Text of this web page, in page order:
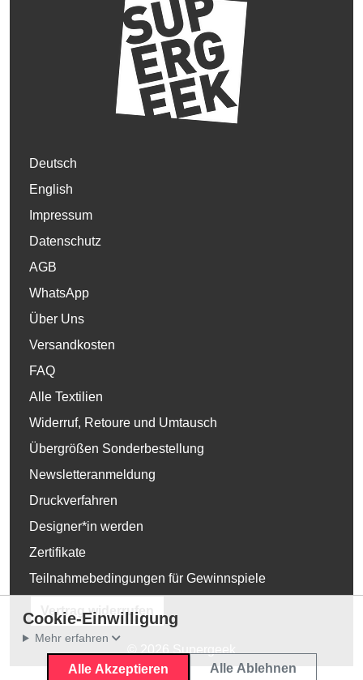
Deutsch
English
Impressum
Datenschutz
AGB
WhatsApp
Über Uns
Versandkosten
FAQ
Alle Textilien
Widerruf, Retoure und Umtausch
Übergrößen Sonderbestellung
Newsletteranmeldung
Druckverfahren
Designer*in werden
Zertifikate
Teilnahmebedingungen für Gewinnspiele
Vertrag widerrufen
Cookie-Einwilligung
Mehr erfahren
Alle Akzeptieren Alle Ablehnen